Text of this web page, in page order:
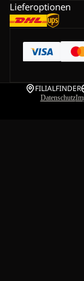
Lieferoptionen
FILIALFINDER
Datenschutz